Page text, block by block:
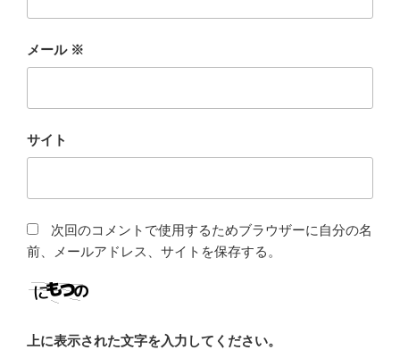
メール ※
サイト
次回のコメントで使用するためブラウザーに自分の名
前、メールアドレス、サイトを保存する。
上に表示された文字を入力してください。